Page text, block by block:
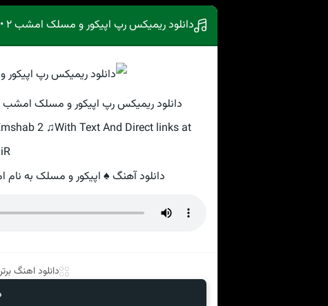
دانلود ریمیکس رپ اپیکور و مسلک امشب ۲ • دیجی رایا و دیجی پارسا
دانلود ریمیکس رپ اپیکور و مسلک امشب ۲ • دیجی رایا و دیجی پارسا · بهترین کیفیت موزیک روید
2 ♫With Text And Direct links at
دانلود آهنگ ♠ اپیکور و مسلک به نام امشب ۲ • دیجی رایا و دیجی پارسا با
دانلود اهنگ